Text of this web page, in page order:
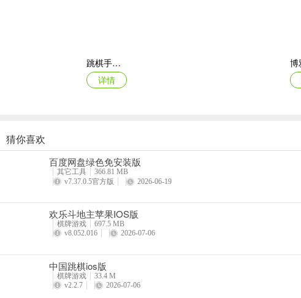
谢谢你的参与！此更新包括性能优化，以提高稳定性。
跳棋手游苹果版
详情
天天象棋ipad版
详情
猜你喜欢
百度网盘绿色免安装版
其它工具
366.81 MB
v7.37.0.5官方版
2026-06-19
欢乐斗地主苹果IOS版
棋牌游戏
697.5 MB
v8.052.016
2026-07-06
中国跳棋ios版
棋牌游戏
33.4 M
v2.2.7
2026-07-06